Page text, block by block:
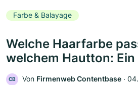
Farbe & Balayage
Welche Haarfarbe
welchem Hautton: Ein
CB Von Firmenweb Contentbase ‧